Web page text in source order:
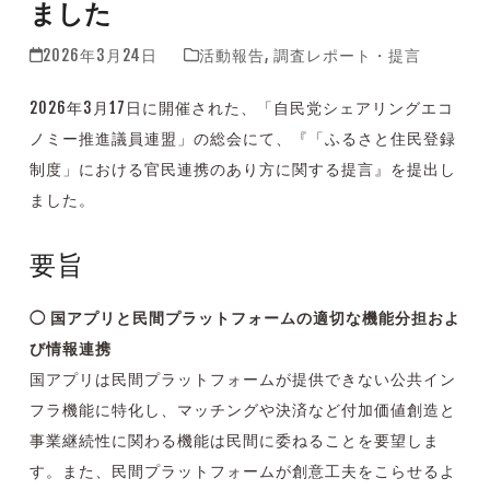
ました
2026年3月24日 活動報告,調査レポート・提言
2026年3月17日に開催された、「自民党シェアリングエコ
ノミー推進議員連盟」の総会にて、『「ふるさと住民登録
制度」における官民連携のあり方に関する提言』を提出し
ました。
要旨
◯ 国アプリと民間プラットフォームの適切な機能分担およ
び情報連携
国アプリは民間プラットフォームが提供できない公共イン
フラ機能に特化し、マッチングや決済など付加価値創造と
事業継続性に関わる機能は民間に委ねることを要望しま
す。また、民間プラットフォームが創意工夫をこらせるよ